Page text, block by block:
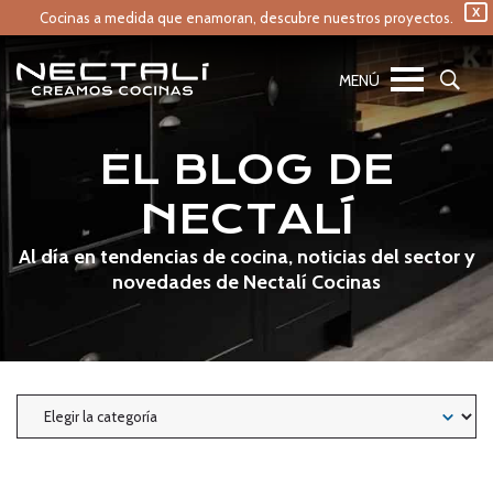
X
Cocinas a medida que enamoran, descubre nuestros proyectos.
EL BLOG DE
NECTALÍ
Al día en tendencias de cocina, noticias del sector y
novedades de Nectalí Cocinas